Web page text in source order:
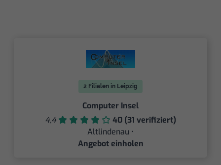
2 Filialen in Leipzig
Computer Insel
4,4
40 (31 verifiziert)
Altlindenau •
Angebot einholen